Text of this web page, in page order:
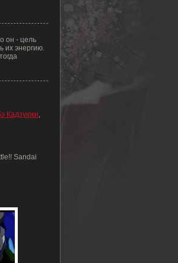
он - цель
их энергию.
Кадзуюки,
Sandai